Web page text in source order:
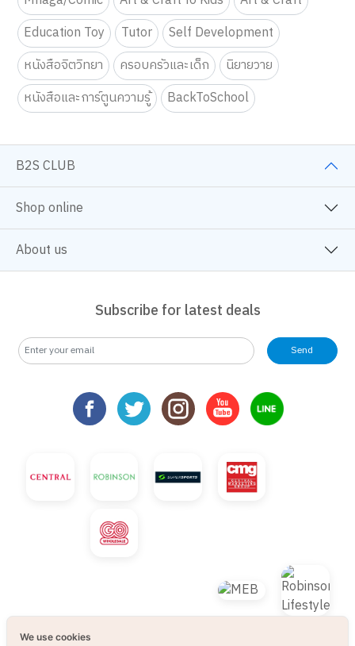
Education Toy
Tutor
Self Development
หนังสือจิตวิทยา
ครอบครัวและเด็ก
นิยายวาย
หนังสือและการ์ตูนความรู้
BackToSchool
B2S CLUB
Shop online
About us
Subscribe for latest deals
Send
We use cookies